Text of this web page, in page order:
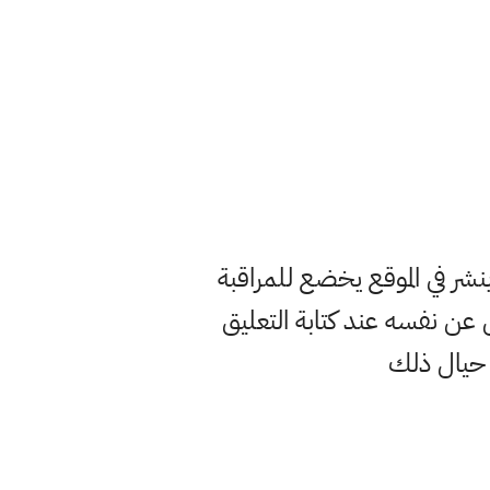
في الموقع يخضع للمراقبة
نفسه عند كتابة التعليق
حيال ذلك